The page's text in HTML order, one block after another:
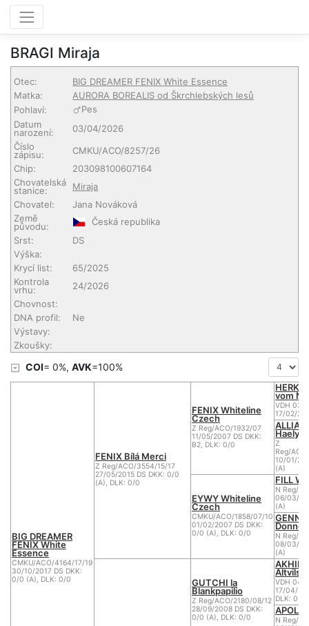
BRAGI Miraja
Otec:
BIG DREAMER FENIX White Essence
Matka:
AURORA BOREALIS od Škrchlebských lesů
Pohlaví:
Pes
Datum
narození:
03/04/2026
Číslo
zápisu:
CMKU/ACO/8257/26
Chip:
203098100607164
Chovatelská
stanice:
Miraja
Chovatel:
Jana Nováková
Země
původu:
Česká republika
Srst:
DS
Výška:
Krycí list:
65/2025
Kontrola
vrhu:
24/2026
Chovnost:
DNA profil:
Ne
Výstavy:
Zkoušky:
COI= 0%, AVK=100%
BIG DREAMER
FENIX White
Essence
CMKU/ACO/4164/17/19
30/10/2017 DS DKK:
0/0 (A), DLK: 0/0
FENIX Bílá Merci
Z Reg/ACO/3554/15/17
27/05/2015 DS DKK: 0/0
(A), DLK: 0/0
FENIX Whiteline
Czech
Z Reg/ACO/1932/07
11/05/2007 DS DKK:
B2, DLK: 0/0
vom
VDH 03/
17/02/
ALLIA-
Haely's
Z
Reg/
10/01/
(A)
EYWY Whiteline
Czech
CMKU/ACO/1858/07/10
01/02/2007 DS DKK:
0/0 (A), DLK: 0/0
FILL
N Reg/
06/03/
(A)
GENNY
N Reg/
08/03/
(A)
GUTCHI la
Blankpapilio
Z Reg/ACO/2180/08/12
28/09/2008 DS DKK:
0/0 (A), DLK: 0/0
VDH 04/
17/04/
DLK: 0
N Reg/